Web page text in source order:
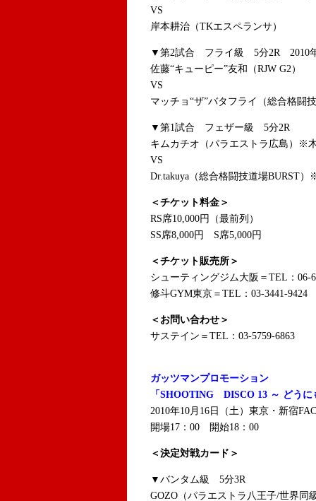
VS
岸本耕治（TKエスペランサ）
▼第2試合 フライ級 5分2R 2010年
佐藤“キューピー”友和（RJW G2）
VS
マッチョ“ザ”バタフライ（総合格闘
▼第1試合 フェザー級 5分2R
キムカチオ（パラエストラ広島）※
VS
Dr.takuya（総合格闘技道場BURST
＜チケット料金＞
RS席10,000円（最前列）
SS席8,000円 S席5,000円
＜チケット販売所＞
シューティングジム大阪＝TEL：06-
修斗GYM東京＝TEL：03-3441-9424
＜お問い合わせ＞
サステイン＝TEL：03-5759-6863
ガッツマンプロモーション
「SHOOTING DISCO 13 ～ どう
2010年10月16日（土）東京・新宿
開場17：00 開始18：00
＜決定対戦カード＞
▼バンタム級 5分3R
GOZO（パラエストラ八王子/世界同